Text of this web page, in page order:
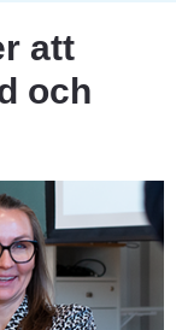
att
och